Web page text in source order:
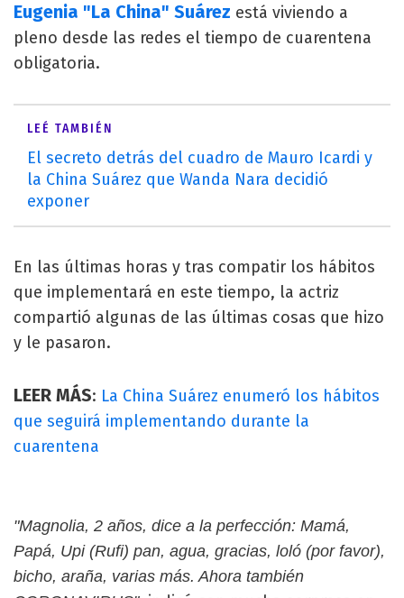
Eugenia "La China" Suárez está viviendo a
pleno desde las redes el tiempo de cuarentena
obligatoria.
LEÉ TAMBIÉN
El secreto detrás del cuadro de Mauro Icardi y
la China Suárez que Wanda Nara decidió
exponer
En las últimas horas y tras compatir los hábitos
que implementará en este tiempo, la actriz
compartió algunas de las últimas cosas que hizo
y le pasaron.
LEER MÁS: La China Suárez enumeró los hábitos
que seguirá implementando durante la
cuarentena
"Magnolia, 2 años, dice a la perfección: Mamá,
Papá, Upi (Rufi) pan, agua, gracias, loló (por favor),
bicho, araña, varias más. Ahora también